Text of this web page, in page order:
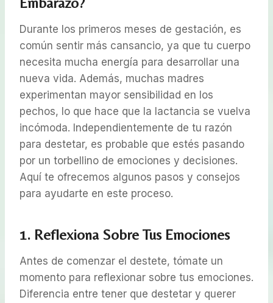
Durante los primeros meses de gestación, es
común sentir más cansancio, ya que tu cuerpo
necesita mucha energía para desarrollar una
nueva vida. Además, muchas madres
experimentan mayor sensibilidad en los
pechos, lo que hace que la lactancia se vuelva
incómoda. Independientemente de tu razón
para destetar, es probable que estés pasando
por un torbellino de emociones y decisiones.
Aquí te ofrecemos algunos pasos y consejos
para ayudarte en este proceso.
1. Reflexiona Sobre Tus Emociones
Antes de comenzar el destete, tómate un
momento para reflexionar sobre tus emociones.
Diferencia entre tener que destetar y querer